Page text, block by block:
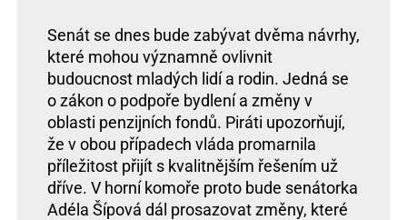
Senát se dnes bude zabývat dvěma návrhy,
které mohou významně ovlivnit
budoucnost mladých lidí a rodin. Jedná se
o zákon o podpoře bydlení a změny v
oblasti penzijních fondů. Piráti upozorňují,
že v obou případech vláda promarnila
příležitost přijít s kvalitnějším řešením už
dříve. V horní komoře proto bude senátorka
Adéla Šípová dál prosazovat změny, které